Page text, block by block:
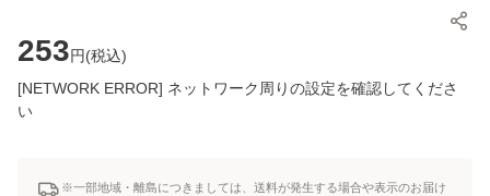
253円(税込)
[NETWORK ERROR] ネットワーク周りの設定を確認してくださ
い
※一部地域・離島につきましては、送料が発生する場合や表示のお届け